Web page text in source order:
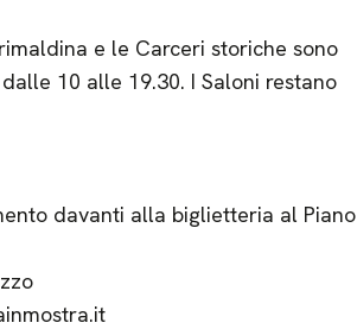
e le Carceri storiche sono
10 alle 19.30. I Saloni restano
davanti alla biglietteria al Piano